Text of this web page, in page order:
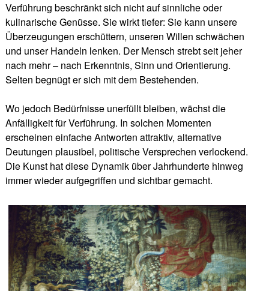
Verführung beschränkt sich nicht auf sinnliche oder
kulinarische Genüsse. Sie wirkt tiefer: Sie kann unsere
Überzeugungen erschüttern, unseren Willen schwächen
und unser Handeln lenken. Der Mensch strebt seit jeher
nach mehr – nach Erkenntnis, Sinn und Orientierung.
Selten begnügt er sich mit dem Bestehenden.
Wo jedoch Bedürfnisse unerfüllt bleiben, wächst die
Anfälligkeit für Verführung. In solchen Momenten
erscheinen einfache Antworten attraktiv, alternative
Deutungen plausibel, politische Versprechen verlockend.
Die Kunst hat diese Dynamik über Jahrhunderte hinweg
immer wieder aufgegriffen und sichtbar gemacht.